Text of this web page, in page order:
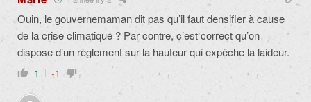
Ouin, le gouvernemaman dit pas qu’il faut densifier à cause
de la crise climatique ? Par contre, c’est correct qu’on
dispose d’un règlement sur la hauteur qui expêche la laideur.
1 -1